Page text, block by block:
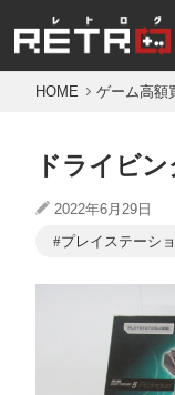
HOME ゲーム高額
ドライビ
2022年6月29日
プレイステーシ